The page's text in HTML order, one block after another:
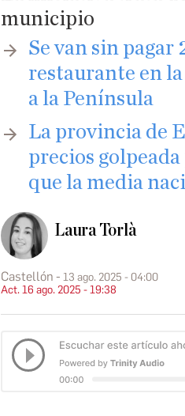
municipio​
Se van sin pagar
restaurante en
a la Península
La provincia de
precios
que la media
Laura Torlà
Castellón
13 ago. 2025 - 04:00
Act. 16 ago. 2025 - 19:38